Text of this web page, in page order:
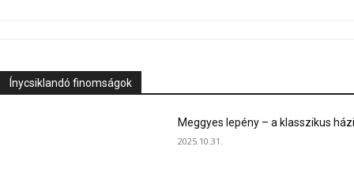
Ínycsiklandó finomságok
Meggyes lepény – a klasszikus
2025.10.31.